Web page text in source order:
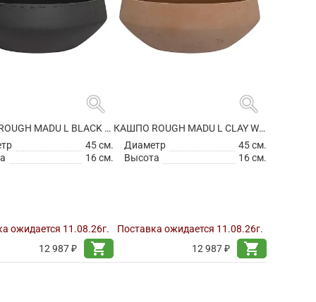
search
КАШПО ROUGH MADU L BLACK WASHED
45 см.
16 см.
ожидается 11.08.26г.
12 987 ₽
shopping_cart
search
КАШПО ROUGH MADU L CLAY WASHED
Диаметр
45 см.
Высота
16 см.
Поставка ожидается 11.08.26г.
12 987 ₽
shopping_cart